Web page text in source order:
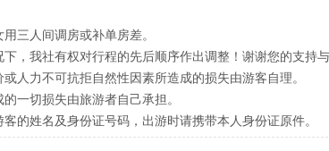
三人间调房或补单房差。
，我社有权对行程的先后顺序作出调整！谢谢您的支持与
人力不可抗拒自然性因素所造成的损失由游客自理。
一切损失由旅游者自己承担。
的姓名及身份证号码，出游时请携带本人身份证原件。